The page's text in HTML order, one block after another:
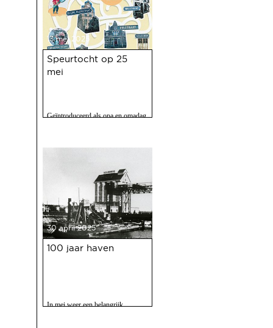
13 mei 2025
Speurtocht op 25
mei
Geïntroduceerd als opa en omadag
30 april 2025
100 jaar haven
In mei weer een belangrijk